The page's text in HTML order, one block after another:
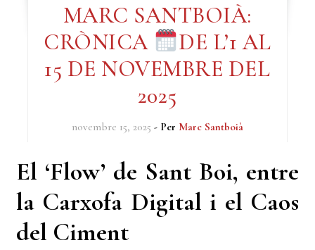
MARC SANTBOIÀ:
CRÒNICA
DE L’1 AL
15 DE NOVEMBRE DEL
2025
novembre 15, 2025 - Per Marc Santboià
El ‘Flow’ de Sant Boi, entre
la Carxofa Digital i el Caos
del Ciment